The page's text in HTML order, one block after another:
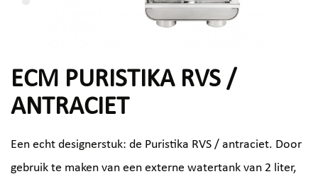
ECM PURISTIKA RVS /
ANTRACIET
Een echt designerstuk: de Puristika RVS / antraciet. Door
gebruik te maken van een externe watertank van 2 liter,